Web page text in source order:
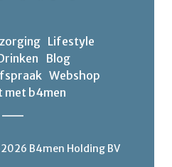
Lifestyle
Blog
Webshop
met b4men
B4men Holding BV